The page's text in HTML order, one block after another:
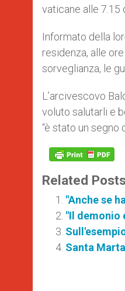
vaticane alle 7.15
Informato della
residenza, alle
sorveglianza, le
L’arcivescovo
voluto salutarli e
“è stato un
Related
"Anche se
"Il demonio
Santa